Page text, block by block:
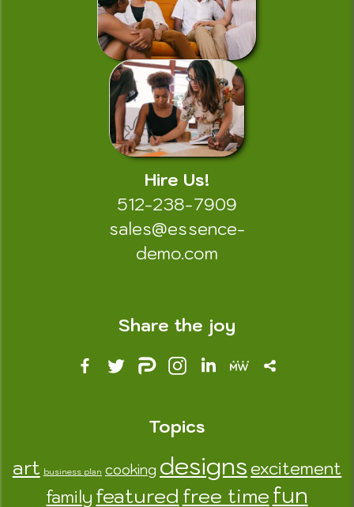
Hire Us!
512-238-7909
sales@essence-
demo.com
Share the joy
Topics
art business plan cooking designs excitement
family featured free timefun